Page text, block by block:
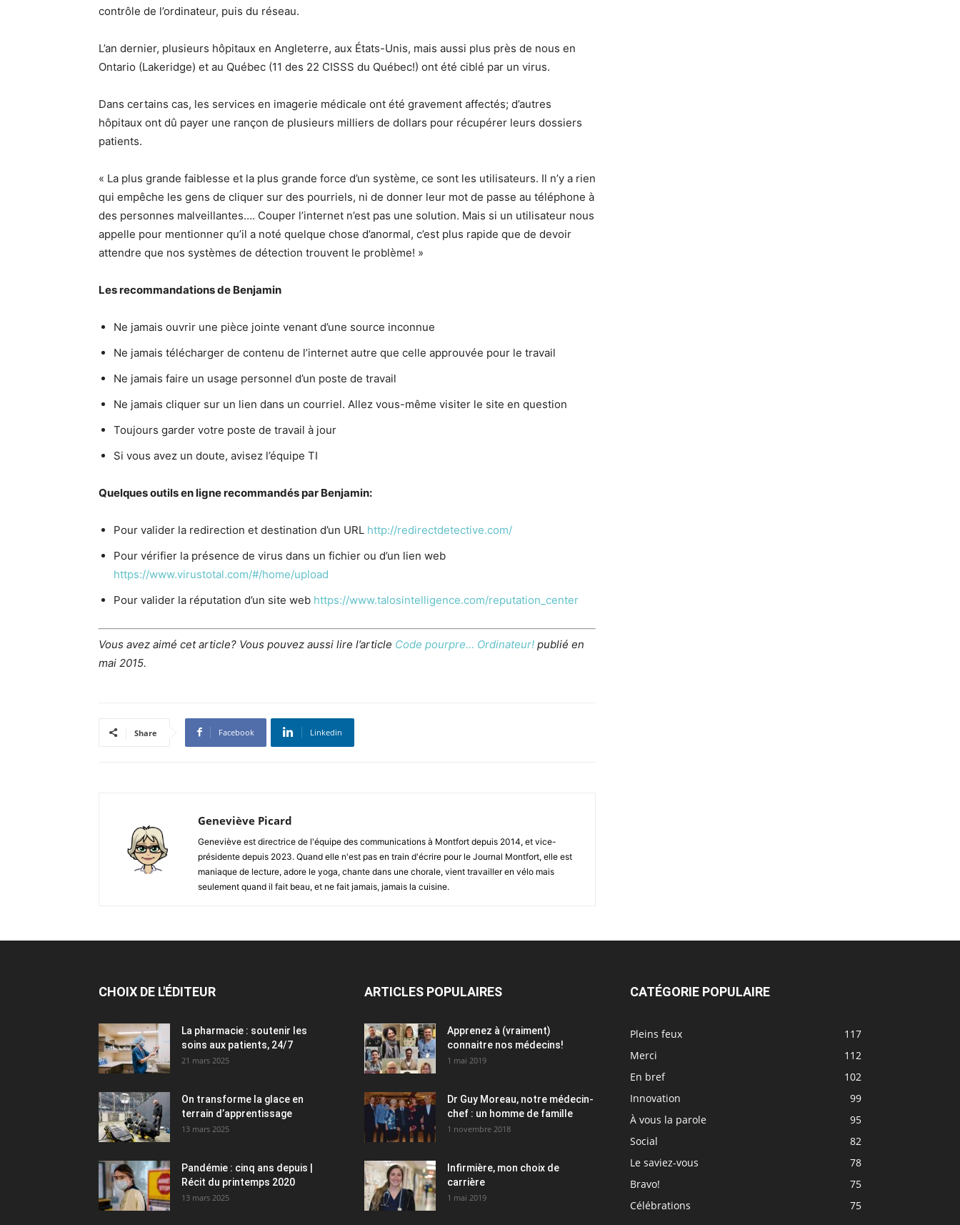
contrôle de l’ordinateur, puis du réseau.
L’an dernier, plusieurs hôpitaux en Angleterre, aux États-Unis, mais aussi plus près de nous en
Ontario (Lakeridge) et au Québec (11 des 22 CISSS du Québec!) ont été ciblé par un virus.
Dans certains cas, les services en imagerie médicale ont été gravement affectés; d’autres
hôpitaux ont dû payer une rançon de plusieurs milliers de dollars pour récupérer leurs dossiers
patients.
« La plus grande faiblesse et la plus grande force d’un système, ce sont les utilisateurs. Il n’y a rien
qui empêche les gens de cliquer sur des pourriels, ni de donner leur mot de passe au téléphone à
des personnes malveillantes…. Couper l’internet n’est pas une solution. Mais si un utilisateur nous
appelle pour mentionner qu’il a noté quelque chose d’anormal, c’est plus rapide que de devoir
attendre que nos systèmes de détection trouvent le problème! »
Les recommandations de Benjamin
Ne jamais ouvrir une pièce jointe venant d’une source inconnue
Ne jamais télécharger de contenu de l’internet autre que celle approuvée pour le travail
Ne jamais faire un usage personnel d’un poste de travail
Ne jamais cliquer sur un lien dans un courriel. Allez vous-même visiter le site en question
Toujours garder votre poste de travail à jour
Si vous avez un doute, avisez l’équipe TI
Quelques outils en ligne recommandés par Benjamin:
Pour valider la redirection et destination d’un URL http://redirectdetective.com/
Pour vérifier la présence de virus dans un fichier ou d’un lien web
https://www.virustotal.com/#/home/upload
Pour valider la réputation d’un site web https://www.talosintelligence.com/reputation_center
Vous avez aimé cet article? Vous pouvez aussi lire l’article Code pourpre… Ordinateur! publié en
mai 2015.
Share Facebook Linkedin
Geneviève Picard
Geneviève est directrice de l'équipe des communications à Montfort depuis 2014, et vice-
présidente depuis 2023. Quand elle n'est pas en train d'écrire pour le Journal Montfort, elle est
maniaque de lecture, adore le yoga, chante dans une chorale, vient travailler en vélo mais
seulement quand il fait beau, et ne fait jamais, jamais la cuisine.
CHOIX DE L'ÉDITEUR
La pharmacie : soutenir les
soins aux patients, 24/7
21 mars 2025
On transforme la glace en
terrain d’apprentissage
13 mars 2025
Pandémie : cinq ans depuis |
Récit du printemps 2020
13 mars 2025
ARTICLES POPULAIRES
Apprenez à (vraiment)
connaitre nos médecins!
1 mai 2019
Dr Guy Moreau, notre médecin-
chef : un homme de famille
1 novembre 2018
Infirmière, mon choix de
carrière
1 mai 2019
CATÉGORIE POPULAIRE
Pleins feux
117
Merci
112
En bref
102
Innovation
99
À vous la parole
95
Social
82
Le saviez-vous
78
Bravo!
75
Célébrations
75